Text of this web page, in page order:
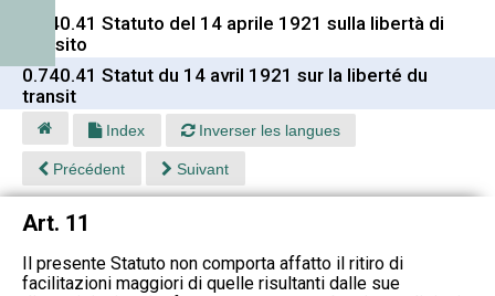
0.740.41 Statuto del 14 aprile 1921 sulla libertà di
transito
0.740.41 Statut du 14 avril 1921 sur la liberté du
transit
Index Inverser les langues
Précédent Suivant
Art. 11
Il presente Statuto non comporta affatto il ritiro di
facilitazioni maggiori di quelle risultanti dalle sue